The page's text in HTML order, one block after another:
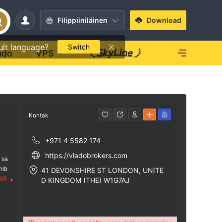
Filippiiniläinen
language? Switch
Download
VPS
sa
Kontak
+971 4 5582 174
https://vladobrokers.com
41 DEVONSHIRE ST LONDON, UNITE
D KINGDOM (THE) W1G7AJ